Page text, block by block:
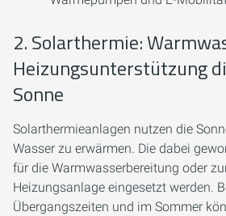
2. Solarthermie:
Heizungsunterstützung
Sonne
Solarthermieanlagen nutzen die
Wasser zu erwärmen. Die dabei
für die Warmwasserbereitung oder
Heizungsanlage eingesetzt werden.
Übergangszeiten und im Sommer